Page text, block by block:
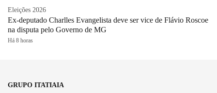
Eleições 2026
Ex-deputado Charlles Evangelista deve ser vice de Flávio Roscoe
na disputa pelo Governo de MG
Há 8 horas
GRUPO ITATIAIA